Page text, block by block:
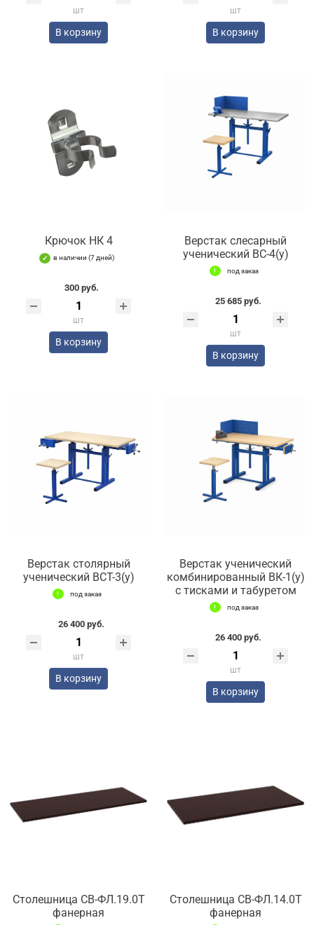
шт
В корзину
шт
В корзину
Крючок НК 4
в наличии (7 дней)
300 руб.
шт
В корзину
Верстак слесарный
ученический ВС-4(у)
под заказ
25 685 руб.
шт
В корзину
Верстак столярный
ученический ВСТ-3(у)
под заказ
26 400 руб.
шт
В корзину
Верстак ученический
комбинированный ВК-1(у)
с тисками и табуретом
под заказ
26 400 руб.
шт
В корзину
Столешница СВ-ФЛ.19.0Т
фанерная
Столешница СВ-ФЛ.14.0Т
фанерная